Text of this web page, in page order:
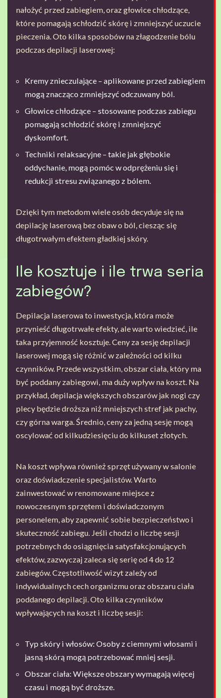
nałożyć przed zabiegiem, oraz głowice chłodzące,
które pomagają schłodzić skórę i zmniejszyć uczucie
pieczenia. Oto kilka sposobów na złagodzenie bólu
podczas depilacji laserowej:
Kremy znieczulające – aplikowane przed zabiegiem
mogą znacząco zmniejszyć odczuwany ból.
Głowice chłodzące – stosowane podczas zabiegu
pomagają schłodzić skórę i zmniejszyć
dyskomfort.
Techniki relaksacyjne – takie jak głębokie
oddychanie, mogą pomóc w odprężeniu się i
redukcji stresu związanego z bólem.
Dzięki tym metodom wiele osób decyduje się na
depilację laserową bez obaw o ból, ciesząc się
długotrwałym efektem gładkiej skóry.
Ile kosztuje i ile trwa seria
zabiegów?
Depilacja laserowa to inwestycja, która może
przynieść długotrwałe efekty, ale warto wiedzieć, ile
taka przyjemność kosztuje. Ceny za sesję depilacji
laserowej mogą się różnić w zależności od kilku
czynników. Przede wszystkim, obszar ciała, który ma
być poddany zabiegowi, ma duży wpływ na koszt. Na
przykład, depilacja większych obszarów jak nogi czy
plecy będzie droższa niż mniejszych stref jak pachy,
czy górna warga. Średnio, ceny za jedną sesję mogą
oscylować od kilkudziesięciu do kilkuset złotych.
Na koszt wpływa również sprzęt używany w salonie
oraz doświadczenie specjalistów. Warto
zainwestować w renomowane miejsce z
nowoczesnym sprzętem i doświadczonym
personelem, aby zapewnić sobie bezpieczeństwo i
skuteczność zabiegu. Jeśli chodzi o liczbę sesji
potrzebnych do osiągnięcia satysfakcjonujących
efektów, zazwyczaj zaleca się serię od 4 do 12
zabiegów. Częstotliwość wizyt zależy od
indywidualnych cech organizmu oraz obszaru ciała
poddanego depilacji. Oto kilka czynników
wpływających na koszt i liczbę sesji:
Typ skóry i włosów: Osoby z ciemnymi włosami i
jasną skórą mogą potrzebować mniej sesji.
Obszar ciała: Większe obszary wymagają więcej
czasu i mogą być droższe.